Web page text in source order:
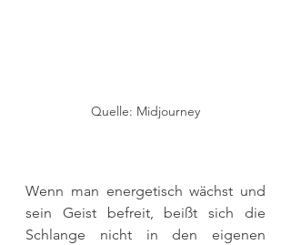
Quelle: Midjourney
Wenn man energetisch wächst und
sein Geist befreit, beißt sich die
Schlange nicht in den eigenen